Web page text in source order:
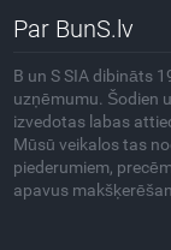
Par BunS.lv
B un S SIA dibināts
uzņēmumu. Šodien
izvedotas labas
Mūsū veikalos tas
piederumiem,
apavus